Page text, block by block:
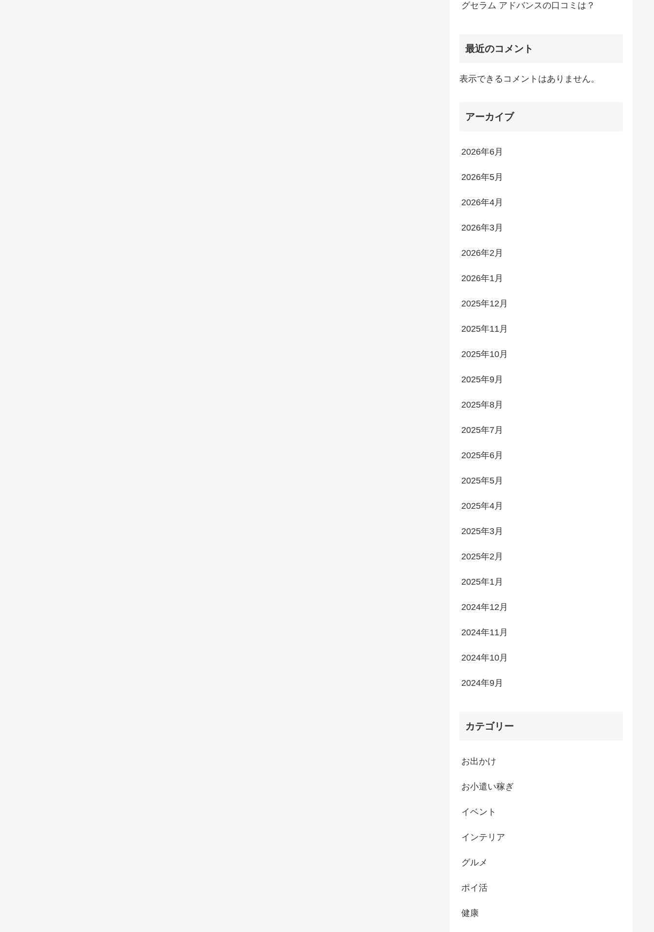
グセラム アドバンスの口コミは？
最近のコメント
表示できるコメントはありません。
アーカイブ
2026年6月
2026年5月
2026年4月
2026年3月
2026年2月
2026年1月
2025年12月
2025年11月
2025年10月
2025年9月
2025年8月
2025年7月
2025年6月
2025年5月
2025年4月
2025年3月
2025年2月
2025年1月
2024年12月
2024年11月
2024年10月
2024年9月
カテゴリー
お出かけ
お小遣い稼ぎ
イベント
インテリア
グルメ
ポイ活
健康